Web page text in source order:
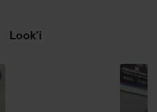
Look'i